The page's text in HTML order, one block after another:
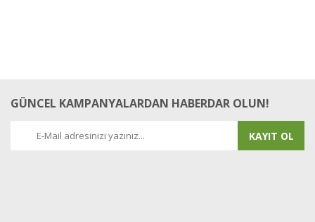
GÜNCEL KAMPANYALARDAN HABERDAR OLUN!
KAYIT OL